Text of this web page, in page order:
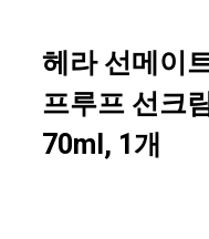
헤라 선메이
프루프 선크
70ml, 1개